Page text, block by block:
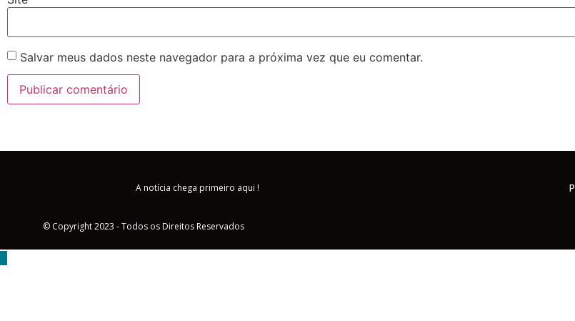
Salvar meus dados neste navegador para a próxima vez que eu comentar.
A notícia chega primeiro aqui !
© Copyright 2023 - Todos os Direitos Reservados